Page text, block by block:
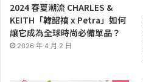
2024 春夏潮流 CHARLES &
KEITH「韓韶禧 x Petra」如何
讓它成為全球時尚必備單品？
2026 年 4 月 2 日